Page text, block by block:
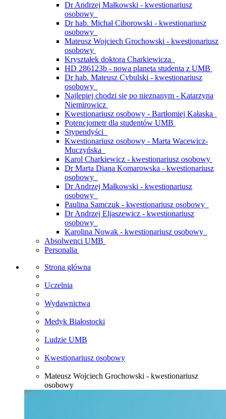
Dr Andrzej Małkowski - kwestionariusz
osobowy
Dr hab. Michał Ciborowski - kwestionariusz
osobowy
Mateusz Wojciech Grochowski - kwestionariusz
osobowy
Kryształek doktora Charkiewicza
HD 286123b - nowa planeta studenta z UMB
Dr hab. Mateusz Cybulski - kwestionariusz
osobowy
Najlepiej chodzi się po nieznanym - Katarzyna
Niemirowicz
Kwestionariusz osobowy - Bartłomiej Kałaska
Potencjometr dla studentów UMB
Stypendyści
Kwestionariusz osobowy - Marta Wacewicz-
Muczyńska
Karol Charkiewicz - kwestionariusz osobowy
Dr Marta Diana Komarowska - kwestionariusz
osobowy
Dr Andrzej Małkowski - kwestionariusz
osobowy
Paulina Samczuk - kwestionariusz osobowy
Dr Andrzej Eljaszewicz - kwestionariusz
osobowy
Karolina Nowak - kwestionariusz osobowy
Absolwenci UMB
Personalia
Strona główna
Uczelnia
Wydawnictwa
Medyk Białostocki
Ludzie UMB
Kwestionariusz osobowy
Mateusz Wojciech Grochowski - kwestionariusz
osobowy